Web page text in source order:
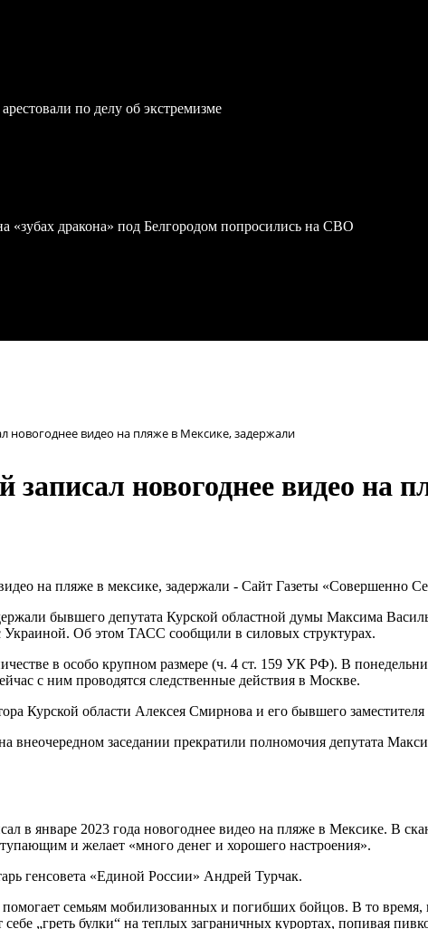
по делу об экстремизме
«зубах дракона» под Белгородом попросились на СВО
новогоднее видео на пляже в Мексике, задержали
записал новогоднее видео на
бывшего депутата Курской областной думы Максима
Об этом ТАСС сообщили в силовых структурах.
в особо крупном размере (ч. 4 ст. 159 УК РФ). В
с ним проводятся следственные действия в Москве.
Курской области Алексея Смирнова и его бывшего
внеочередном заседании прекратили полномочия депутата
в январе 2023 года новогоднее видео на пляже в Мексике. В
и желает «много денег и хорошего настроения».
генсовета «Единой России» Андрей Турчак.
помогает семьям мобилизованных и погибших бойцов. В то
„греть булки“ на теплых заграничных курортах, попивая